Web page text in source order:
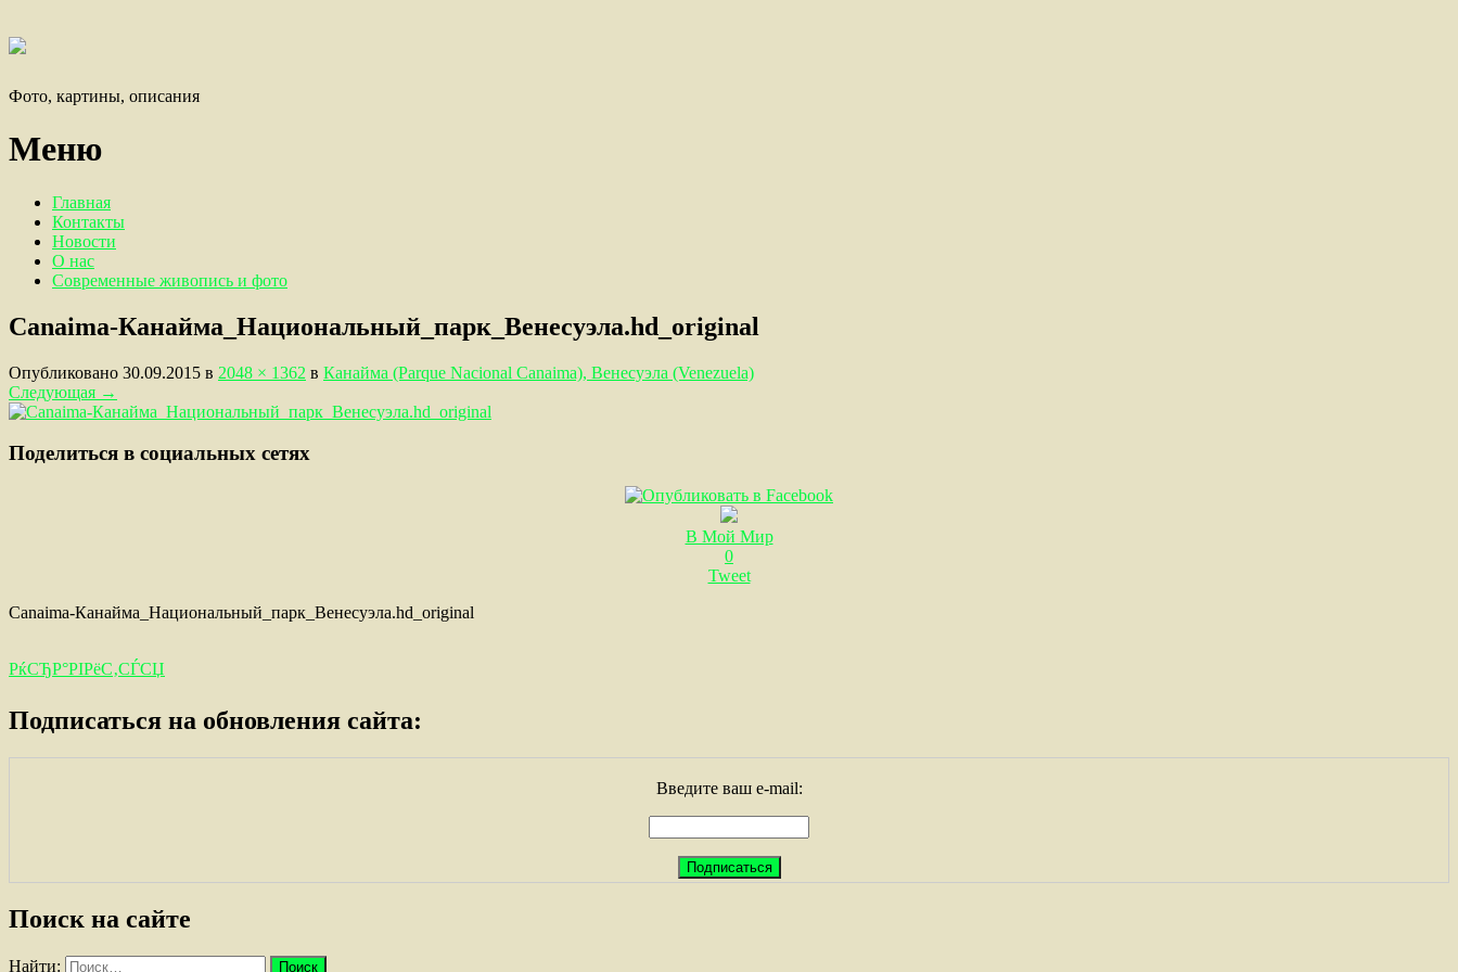
Фото, картины, описания
Меню
Главная
Контакты
Новости
О нас
Современные живопись и фото
Canaima-Канайма_Национальный_парк_Венесуэла.hd_original
Опубликовано 30.09.2015 в 2048 × 1362 в Канайма (Parque Nacional Canaima), Венесуэла (Venezuela)
Следующая →
Поделиться в социальных сетях
В Мой Мир
0
Tweet
Canaima-Канайма_Национальный_парк_Венесуэла.hd_original
РќСЂР°РІРёС‚СЃСЏ
Подписаться на обновления сайта:
Введите ваш e-mail:
Поиск на сайте
Найти: